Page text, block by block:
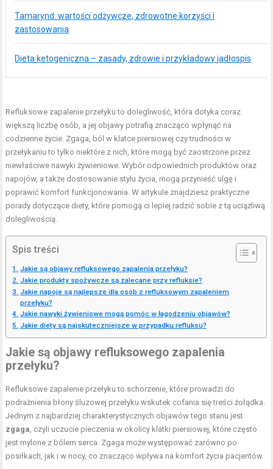
Tamarynd: wartości odżywcze, zdrowotne korzyści i
zastosowania
Dieta ketogeniczna – zasady, zdrowie i przykładowy jadłospis
Refluksowe zapalenie przełyku to dolegliwość, która dotyka coraz
większą liczbę osób, a jej objawy potrafią znacząco wpłynąć na
codzienne życie. Zgaga, ból w klatce piersiowej czy trudności w
przełykaniu to tylko niektóre z nich, które mogą być zaostrzone przez
niewłaściwe nawyki żywieniowe. Wybór odpowiednich produktów oraz
napojów, a także dostosowanie stylu życia, mogą przynieść ulgę i
poprawić komfort funkcjonowania. W artykule znajdziesz praktyczne
porady dotyczące diety, które pomogą ci lepiej radzić sobie z tą uciążliwą
dolegliwością.
Spis treści
Jakie są objawy refluksowego zapalenia przełyku?
Jakie produkty spożywcze są zalecane przy refluksie?
Jakie napoje są najlepsze dla osób z refluksowym zapaleniem
przełyku?
Jakie nawyki żywieniowe mogą pomóc w łagodzeniu objawów?
Jakie diety są najskuteczniejsze w przypadku refluksu?
Jakie są objawy refluksowego zapalenia
przełyku?
Refluksowe zapalenie przełyku to schorzenie, które prowadzi do
podrażnienia błony śluzowej przełyku wskutek cofania się treści żołądka.
Jednym z najbardziej charakterystycznych objawów tego stanu jest
zgaga , czyli uczucie pieczenia w okolicy klatki piersiowej, które często
jest mylone z bólem serca. Zgaga może występować zarówno po
posiłkach, jak i w nocy, co znacząco wpływa na komfort życia pacjentów.